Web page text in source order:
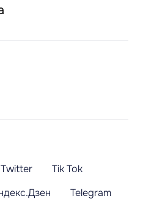
Twitter
Tik Tok
Telegram